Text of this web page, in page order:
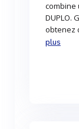
combine
DUPLO.
obtenez
plus